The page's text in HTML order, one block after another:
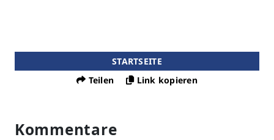
STARTSEITE
Teilen
Link kopieren
Kommentare